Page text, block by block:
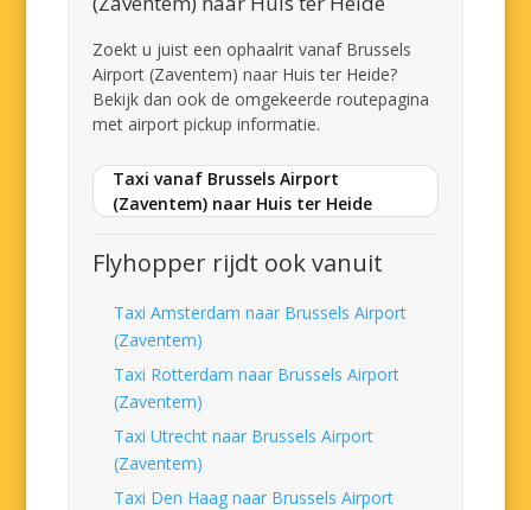
Zoekt u juist een ophaalrit vanaf Brussels
Airport (Zaventem) naar Huis ter Heide?
Bekijk dan ook de omgekeerde routepagina
met airport pickup informatie.
Taxi vanaf Brussels Airport
(Zaventem) naar Huis ter Heide
Flyhopper rijdt ook vanuit
Taxi Amsterdam naar Brussels Airport
(Zaventem)
Taxi Rotterdam naar Brussels Airport
(Zaventem)
Taxi Utrecht naar Brussels Airport
(Zaventem)
Taxi Den Haag naar Brussels Airport